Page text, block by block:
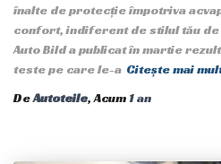
înalte de protecție împotriva
confort, indiferent de stilul tău de
Auto Bild a publicat în martie
teste pe care le-a Citește mai
DeAutoteile, Acum 1 an